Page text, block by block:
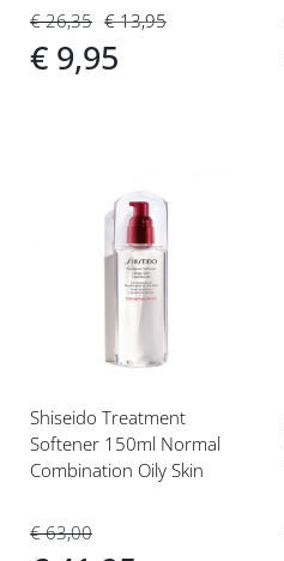
€ 26,35
€ 9,95
€ 13,95
Voeg
verlanglijst
Shiseido Treatment
Softener 150ml Normal
Combination Oily Skin
€ 63,00